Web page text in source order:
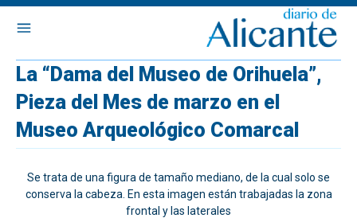
La “Dama del Museo de Orihuela”,
Pieza del Mes de marzo en el
Museo Arqueológico Comarcal
Se trata de una figura de tamaño mediano, de la cual solo se
conserva la cabeza. En esta imagen están trabajadas la zona
frontal y las laterales